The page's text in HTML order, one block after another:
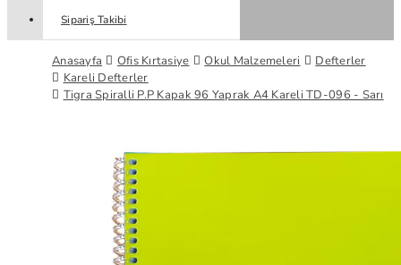
Sipariş Takibi
Anasayfa Ofis Kırtasiye Okul Malzemeleri
Defterler
Kareli Defterler
Tigra Spiralli P.P Kapak 96 Yaprak A4 Kareli TD-096 - Sarı